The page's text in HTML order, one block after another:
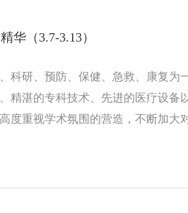
华（3.7-3.13）
科研、预防、保健、急救、康复
精湛的专科技术、先进的医疗设
度重视学术氛围的营造，不断加大